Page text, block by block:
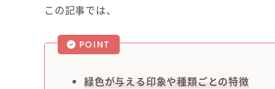
この記事では、
POINT
緑色が与える印象や種類ごとの特徴